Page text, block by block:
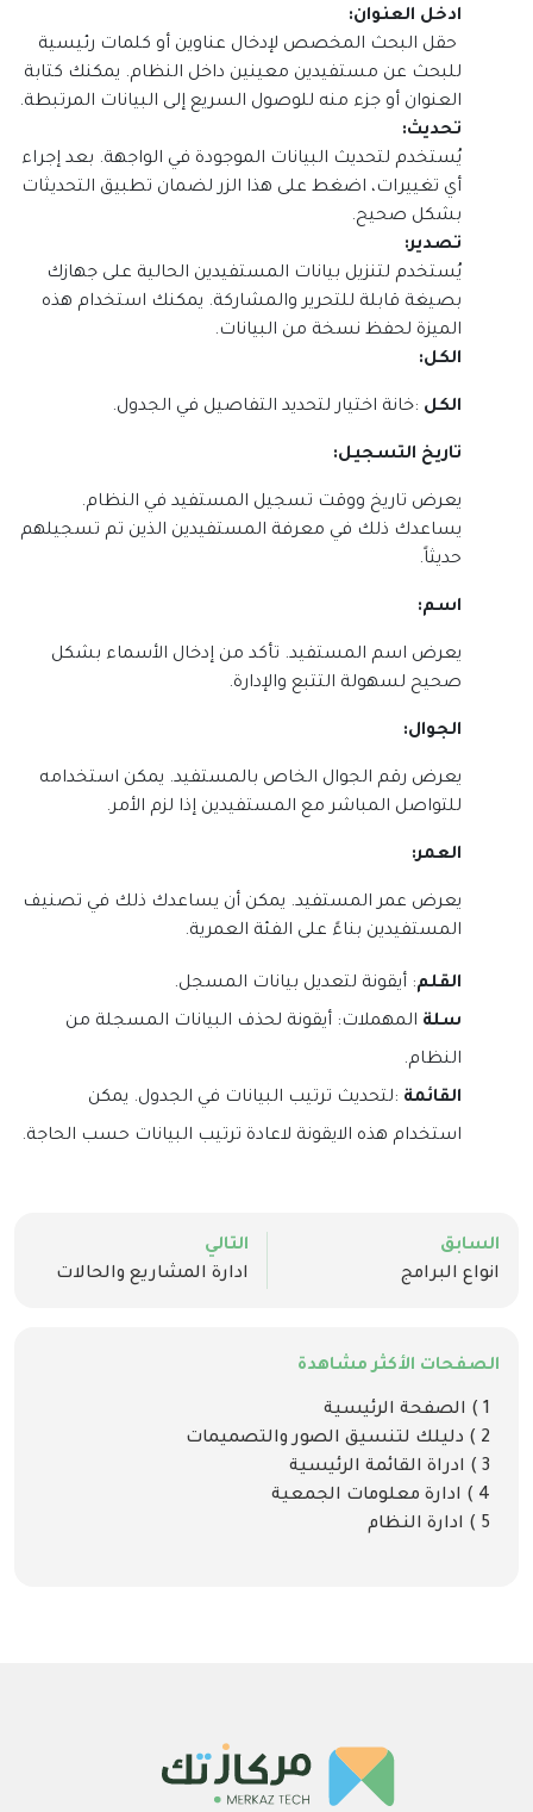
ادخل العنوان:
حقل البحث المخصص لإدخال عناوين أو كلمات رئيسية
للبحث عن مستفيدين معينين داخل النظام. يمكنك كتابة
العنوان أو جزء منه للوصول السريع إلى البيانات المرتبطة.
تحديث:
يُستخدم لتحديث البيانات الموجودة في الواجهة. بعد إجراء
أي تغييرات، اضغط على هذا الزر لضمان تطبيق التحديثات
بشكل صحيح.
تصدير:
يُستخدم لتنزيل بيانات المستفيدين الحالية على جهازك
بصيغة قابلة للتحرير والمشاركة. يمكنك استخدام هذه
الميزة لحفظ نسخة من البيانات.
الكل:
الكل :خانة اختيار لتحديد التفاصيل في الجدول.
تاريخ التسجيل:
يعرض تاريخ ووقت تسجيل المستفيد في النظام.
يساعدك ذلك في معرفة المستفيدين الذين تم تسجيلهم
حديثاً.
اسم:
يعرض اسم المستفيد. تأكد من إدخال الأسماء بشكل
صحيح لسهولة التتبع والإدارة.
الجوال:
يعرض رقم الجوال الخاص بالمستفيد. يمكن استخدامه
للتواصل المباشر مع المستفيدين إذا لزم الأمر.
العمر:
يعرض عمر المستفيد. يمكن أن يساعدك ذلك في تصنيف
المستفيدين بناءً على الفئة العمرية.
القلم: أيقونة لتعديل بيانات المسجل.
سلة المهملات: أيقونة لحذف البيانات المسجلة من
النظام.
القائمة :لتحديث ترتيب البيانات في الجدول. يمكن
استخدام هذه الايقونة لاعادة ترتيب البيانات حسب الحاجة.
السابق
انواع البرامج
التالي
ادارة المشاريع والحالات
الصفحات الأكثر مشاهدة
1 ) الصفحة الرئيسية
2 ) دليلك لتنسيق الصور والتصميمات
3 ) ادراة القائمة الرئيسية
4 ) ادارة معلومات الجمعية
5 ) ادارة النظام